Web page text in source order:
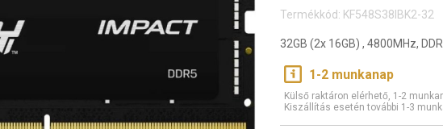
Termékkód: KF548S38IBK2-32
32GB (2x 16GB) , 4800MHz,
1-2 munkanap
Külső raktáron elérhető, 1-2
Kiszállítás esetén további 1-3